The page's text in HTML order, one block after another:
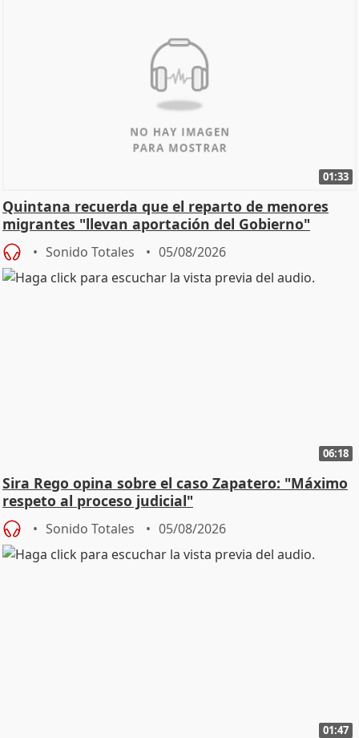
01:33
Quintana recuerda que el reparto de menores
migrantes "llevan aportación del Gobierno"
central
Sonido Totales 05/08/2026
06:18
Sira Rego opina sobre el caso Zapatero: "Máximo
respeto al proceso judicial"
Sonido Totales 05/08/2026
01:47